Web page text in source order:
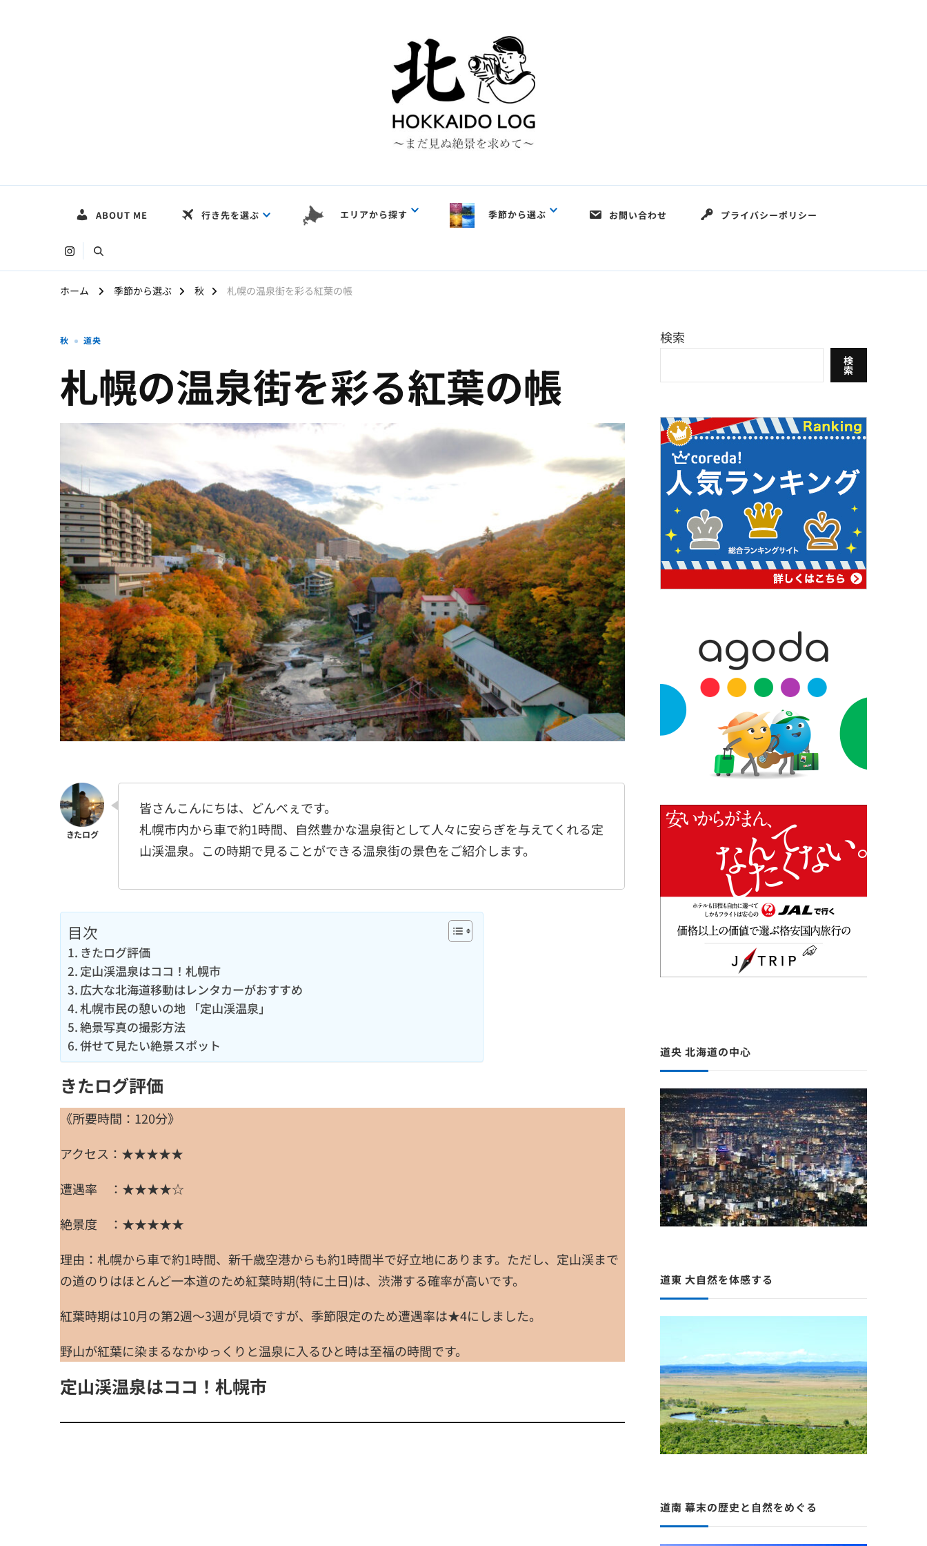
ABOUT ME 行き先を選ぶ エリアから探す 季節から選ぶ お問い合わせ プライバシーポリシー
ホーム 季節から選ぶ 秋 札幌の温泉街を彩る紅葉の帳
秋 道央
札幌の温泉街を彩る紅葉の帳
皆さんこんにちは、どんべぇです。
札幌市内から車で約1時間、自然豊かな温泉街として人々に安らぎを与えてくれる定
山渓温泉。この時期で見ることができる温泉街の景色をご紹介します。
目次
きたログ評価
定山渓温泉はココ！札幌市
広大な北海道移動はレンタカーがおすすめ
札幌市民の憩いの地 「定山渓温泉」
絶景写真の撮影方法
併せて見たい絶景スポット
きたログ評価
《所要時間：120分》
アクセス：★★★★★
遭遇率 ：★★★★☆
絶景度 ：★★★★★
理由：札幌から車で約1時間、新千歳空港からも約1時間半で好立地にあります。ただし、定山渓まで
の道のりはほとんど一本道のため紅葉時期(特に土日)は、渋滞する確率が高いです。
紅葉時期は10月の第2週～3週が見頃ですが、季節限定のため遭遇率は★4にしました。
野山が紅葉に染まるなかゆっくりと温泉に入るひと時は至福の時間です。
定山渓温泉はココ！札幌市
検索
検
索
道央 北海道の中心
道東 大自然を体感する
道南 幕末の歴史と自然をめぐる